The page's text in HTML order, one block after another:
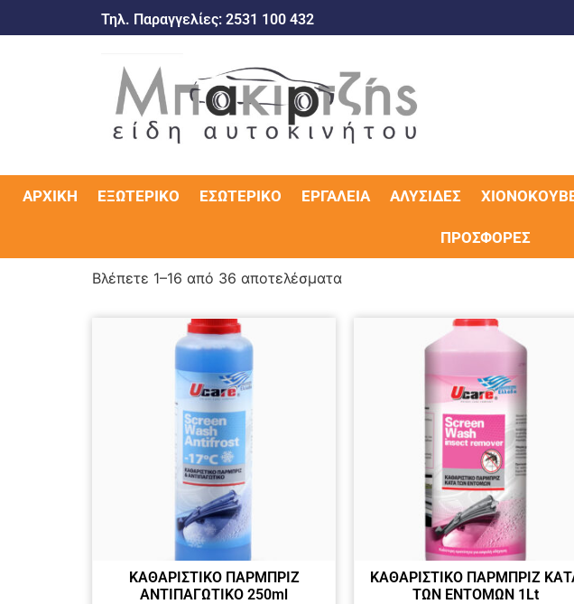
Τηλ. Παραγγελίες: 2531 100 432
ΑΡΧΙΚΉ ΕΞΩΤΕΡΙΚΌ ΕΣΩΤΕΡΙΚΌ ΕΡΓΑΛΕΊΑ ΑΛΥΣΊΔΕΣ
ΠΡΟΣΦΟΡΈΣ
Βλέπετε 1–16 από 36 αποτελέσματα
ΚΑΘΑΡΙΣΤΙΚΟ ΠΑΡΜΠΡΙΖ
ΑΝΤΙΠΑΓΩΤΙΚΟ 250ml
ΚΑΘΑΡΙΣΤΙΚΟ ΠΑΡΜΠΡΙΖ
ΤΩΝ ΕΝΤΟΜΩΝ 1Lt